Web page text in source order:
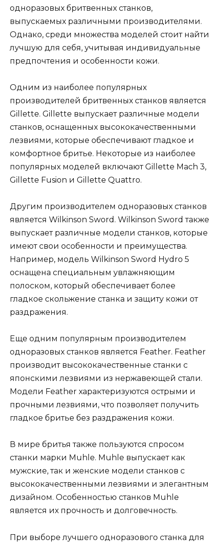
одноразовых бритвенных станков,
выпускаемых различными производителями.
Однако, среди множества моделей стоит найти
лучшую для себя, учитывая индивидуальные
предпочтения и особенности кожи.
Одним из наиболее популярных
производителей бритвенных станков является
Gillette. Gillette выпускает различные модели
станков, оснащенных высококачественными
лезвиями, которые обеспечивают гладкое и
комфортное бритье. Некоторые из наиболее
популярных моделей включают Gillette Mach 3,
Gillette Fusion и Gillette Quattro.
Другим производителем одноразовых станков
является Wilkinson Sword. Wilkinson Sword также
выпускает различные модели станков, которые
имеют свои особенности и преимущества.
Например, модель Wilkinson Sword Hydro 5
оснащена специальным увлажняющим
полоском, который обеспечивает более
гладкое скольжение станка и защиту кожи от
раздражения.
Еще одним популярным производителем
одноразовых станков является Feather. Feather
производит высококачественные станки с
японскими лезвиями из нержавеющей стали.
Модели Feather характеризуются острыми и
прочными лезвиями, что позволяет получить
гладкое бритье без раздражения кожи.
В мире бритья также пользуются спросом
станки марки Muhle. Muhle выпускает как
мужские, так и женские модели станков с
высококачественными лезвиями и элегантным
дизайном. Особенностью станков Muhle
является их прочность и долговечность.
При выборе лучшего одноразового станка для